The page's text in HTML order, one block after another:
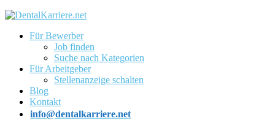
Für Bewerber
Job finden
Suche nach Kategorien
Für Arbeitgeber
Stellenanzeige schalten
Blog
Kontakt
info@dentalkarriere.net